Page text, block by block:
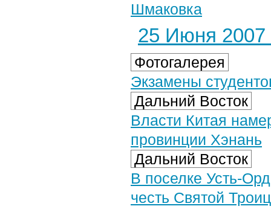
Шмаковка
25 Июня 2007
Фотогалерея
Экзамены
Дальний Восток
Власти Китая
провинции Хэнань
Дальний Восток
В поселке Усть-
честь Святой